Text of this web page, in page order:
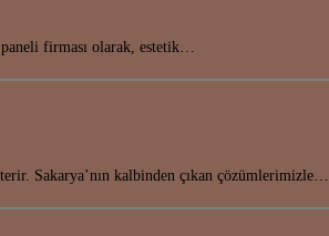
paneli firması olarak, estetik…
Sakarya’nın kalbinden çıkan çözümlerimizle…